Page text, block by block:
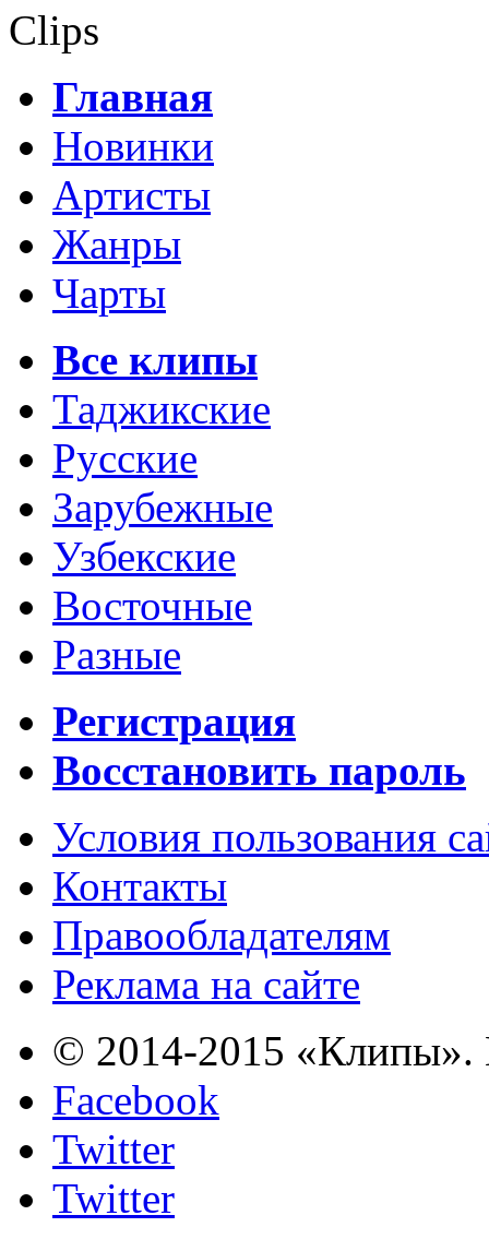
Clips
Главная
Новинки
Артисты
Жанры
Чарты
Все клипы
Таджикские
Русские
Зарубежные
Узбекские
Восточные
Разные
Регистрация
Восстановить пароль
Условия пользования
Контакты
Правообладателям
Реклама на сайте
© 2014-2015 «Клипы».
Facebook
Twitter
Twitter